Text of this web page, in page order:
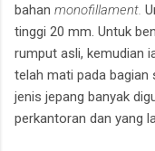
bahan monofillament.
tinggi 20 mm. Untuk
rumput asli, kemudian
telah mati pada
jenis jepang banyak
perkantoran dan yang